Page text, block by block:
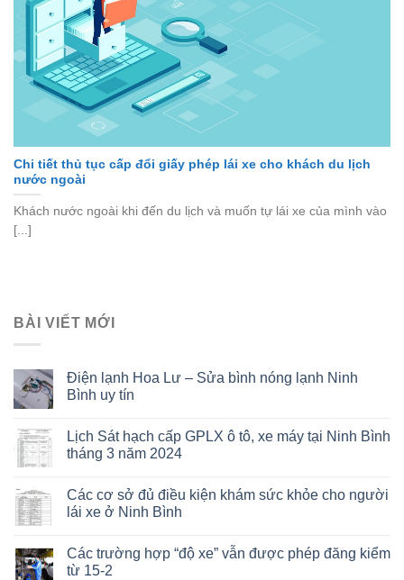
Chi tiết thủ tục cấp đổi giấy phép lái xe cho khách du lịch
nước ngoài
Khách nước ngoài khi đến du lịch và muốn tự lái xe của mình vào
[...]
BÀI VIẾT MỚI
Điện lạnh Hoa Lư – Sửa bình nóng lạnh Ninh
Bình uy tín
Lịch Sát hạch cấp GPLX ô tô, xe máy tại Ninh Bình
tháng 3 năm 2024
Các cơ sở đủ điều kiện khám sức khỏe cho người
lái xe ở Ninh Bình
Các trường hợp “độ xe” vẫn được phép đăng kiểm
từ 15-2